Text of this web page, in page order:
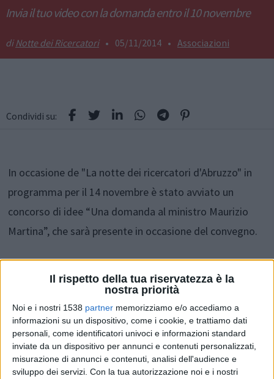
Il rispetto della tua riservatezza è la
nostra priorità
Noi e i nostri 1538 partner memorizziamo e/o accediamo a
informazioni su un dispositivo, come i cookie, e trattiamo dati
personali, come identificatori univoci e informazioni standard
inviate da un dispositivo per annunci e contenuti personalizzati,
misurazione di annunci e contenuti, analisi dell'audience e
sviluppo dei servizi. Con la tua autorizzazione noi e i nostri
Invia il tuo video con la domanda entro il 10 novembre
Notte dei Ricercatori • 05/11/2014 • Associazioni
Condividi su:
In occasione de "La notte dei ricercatori d'Abruzzo" in
programma per il 14 novembre è stato avviato un
concorso di idee “Una domanda al ministro Maurizio
Martina”, che sarà presente in occasione del convegno.
ministro Martina domande sul tema: Il futuro: quali
opportunità per i giovani nei mestieri della terra?
Attraverso le domande rivolte al ministro, i giovani del
territorio avranno la possibilità di partecipare